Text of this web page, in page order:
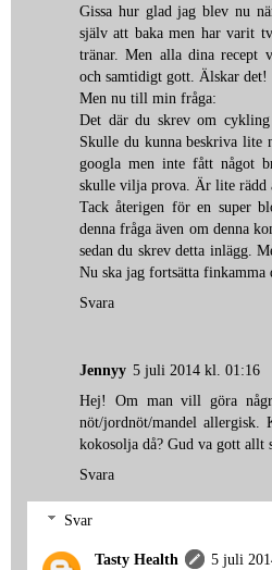
Gissa hur glad jag blev nu
själv att baka men har varit
tränar. Men alla dina recept
och samtidigt gott. Älskar det!
Men nu till min fråga:
Det där du skrev om
Skulle du kunna beskriva lite
googla men inte fått något
skulle vilja prova. Är lite rädd
Tack återigen för en super
denna fråga även om denna
sedan du skrev detta inlägg.
Nu ska jag fortsätta finkamma
Svara
Jennyy 5 juli 2014 kl. 01:16
Hej! Om man vill göra
nöt/jordnöt/mandel allergisk.
kokosolja då? Gud va gott allt
Svara
Svar
Tasty Health
5 juli